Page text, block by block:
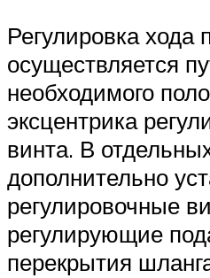
Регулировка хода
осуществляется
необходимого
эксцентрика
винта. В
дополнительно
регулировочные
регулирующие
перекрытия